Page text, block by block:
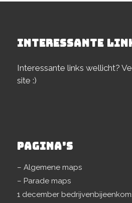
INTERESSANTE
Interessante links wellicht?
site :)
PAGINA’S
– Algemene maps
– Parade maps
1 december